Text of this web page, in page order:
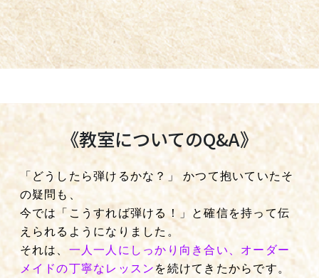
《教室についてのQ&A》
「どうしたら弾けるかな？」 かつて抱いていたそ
の疑問も、
今では「こうすれば弾ける！」と確信を持って伝
えられるようになりました。
それは、 一人一人にしっかり向き合い、オーダー
メイドの丁寧なレッスン を続けてきたからです。